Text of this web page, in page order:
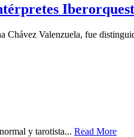
Chávez Valenzuela, fue
y tarotista... Read More